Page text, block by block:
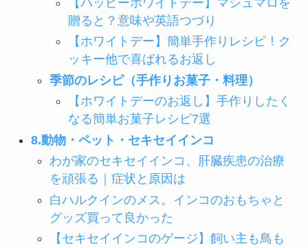
贈ると？意味や英語つづり
【ホワイトデー】簡単手作りレシピ！ク
ッキー他で喜ばれるお返し
季節のレシピ（手作りお菓子・料理）
【ホワイトデーのお返し】手作りしたく
なる簡単お菓子レシピ7選
8.動物・ペット・セキセイインコ
わが家のセキセイインコ、肝臓疾患の治療
を頑張る｜症状と原因は
白ハルクインのメス。インコのおもちゃと
グッズ買って良かった
【セキセイインコのゲージ】飼い主も鳥も